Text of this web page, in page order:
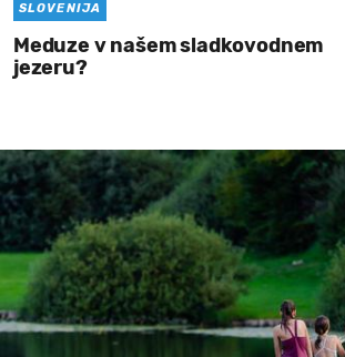
SLOVENIJA
Meduze v našem sladkovodnem
jezeru?